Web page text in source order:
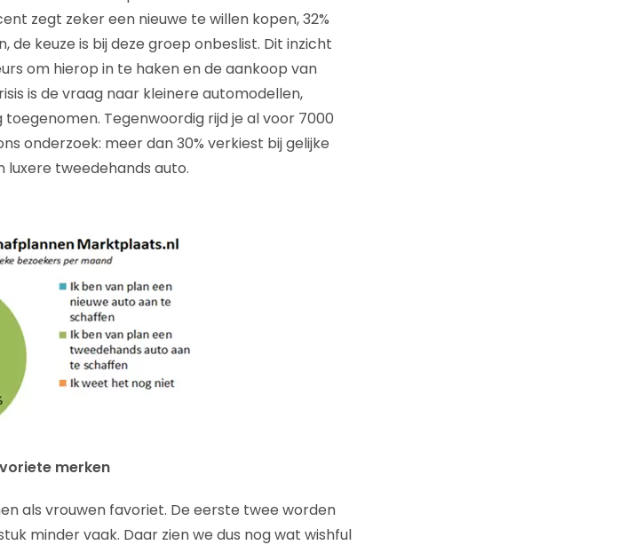
zegt zeker een nieuwe te willen kopen, 32%
keuze is bij deze groep onbeslist. Dit inzicht
om hierop in te haken en de aankoop van
is de vraag naar kleinere automodellen,
toegenomen. Tegenwoordig rijd je al voor 7000
onderzoek: meer dan 30% verkiest bij gelijke
luxere tweedehands auto.
merken
als vrouwen favoriet. De eerste twee worden
minder vaak. Daar zien we dus nog wat wishful